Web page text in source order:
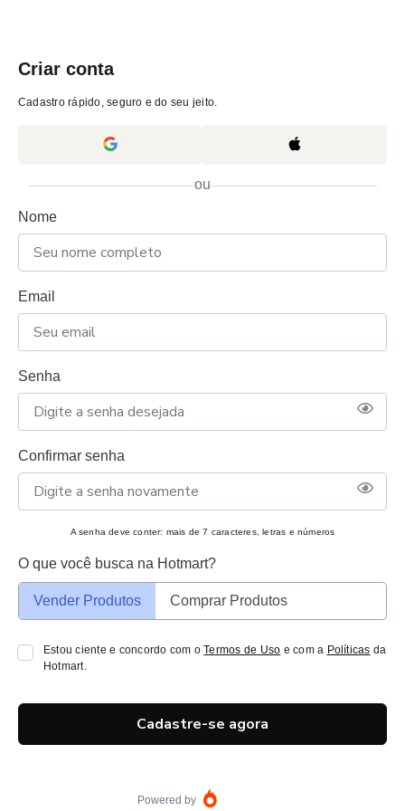
Criar conta
Cadastro rápido, seguro e do seu jeito.
ou
Nome
Email
Senha
Confirmar senha
A senha deve conter: mais de 7 caracteres, letras e números
O que você busca na Hotmart?
Vender Produtos Comprar Produtos
Estou ciente e concordo com oTermos de Uso e com a Políticas da
Hotmart.
Cadastre-se agora
Powered by